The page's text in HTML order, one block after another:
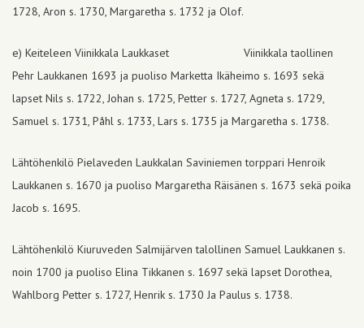
1728, Aron s. 1730, Margaretha s. 1732 ja Olof.
e) Keiteleen Viinikkala Laukkaset Viinikkala taollinen
Pehr Laukkanen 1693 ja puoliso Marketta Ikäheimo s. 1693 sekä
lapset Nils s. 1722, Johan s. 1725, Petter s. 1727, Agneta s. 1729,
Samuel s. 1731, Påhl s. 1733, Lars s. 1735 ja Margaretha s. 1738.
Lähtöhenkilö Pielaveden Laukkalan Saviniemen torppari Henroik
Laukkanen s. 1670 ja puoliso Margaretha Räisänen s. 1673 sekä poika
Jacob s. 1695.
Lähtöhenkilö Kiuruveden Salmijärven talollinen Samuel Laukkanen s.
noin 1700 ja puoliso Elina Tikkanen s. 1697 sekä lapset Dorothea,
Wahlborg Petter s. 1727, Henrik s. 1730 Ja Paulus s. 1738.